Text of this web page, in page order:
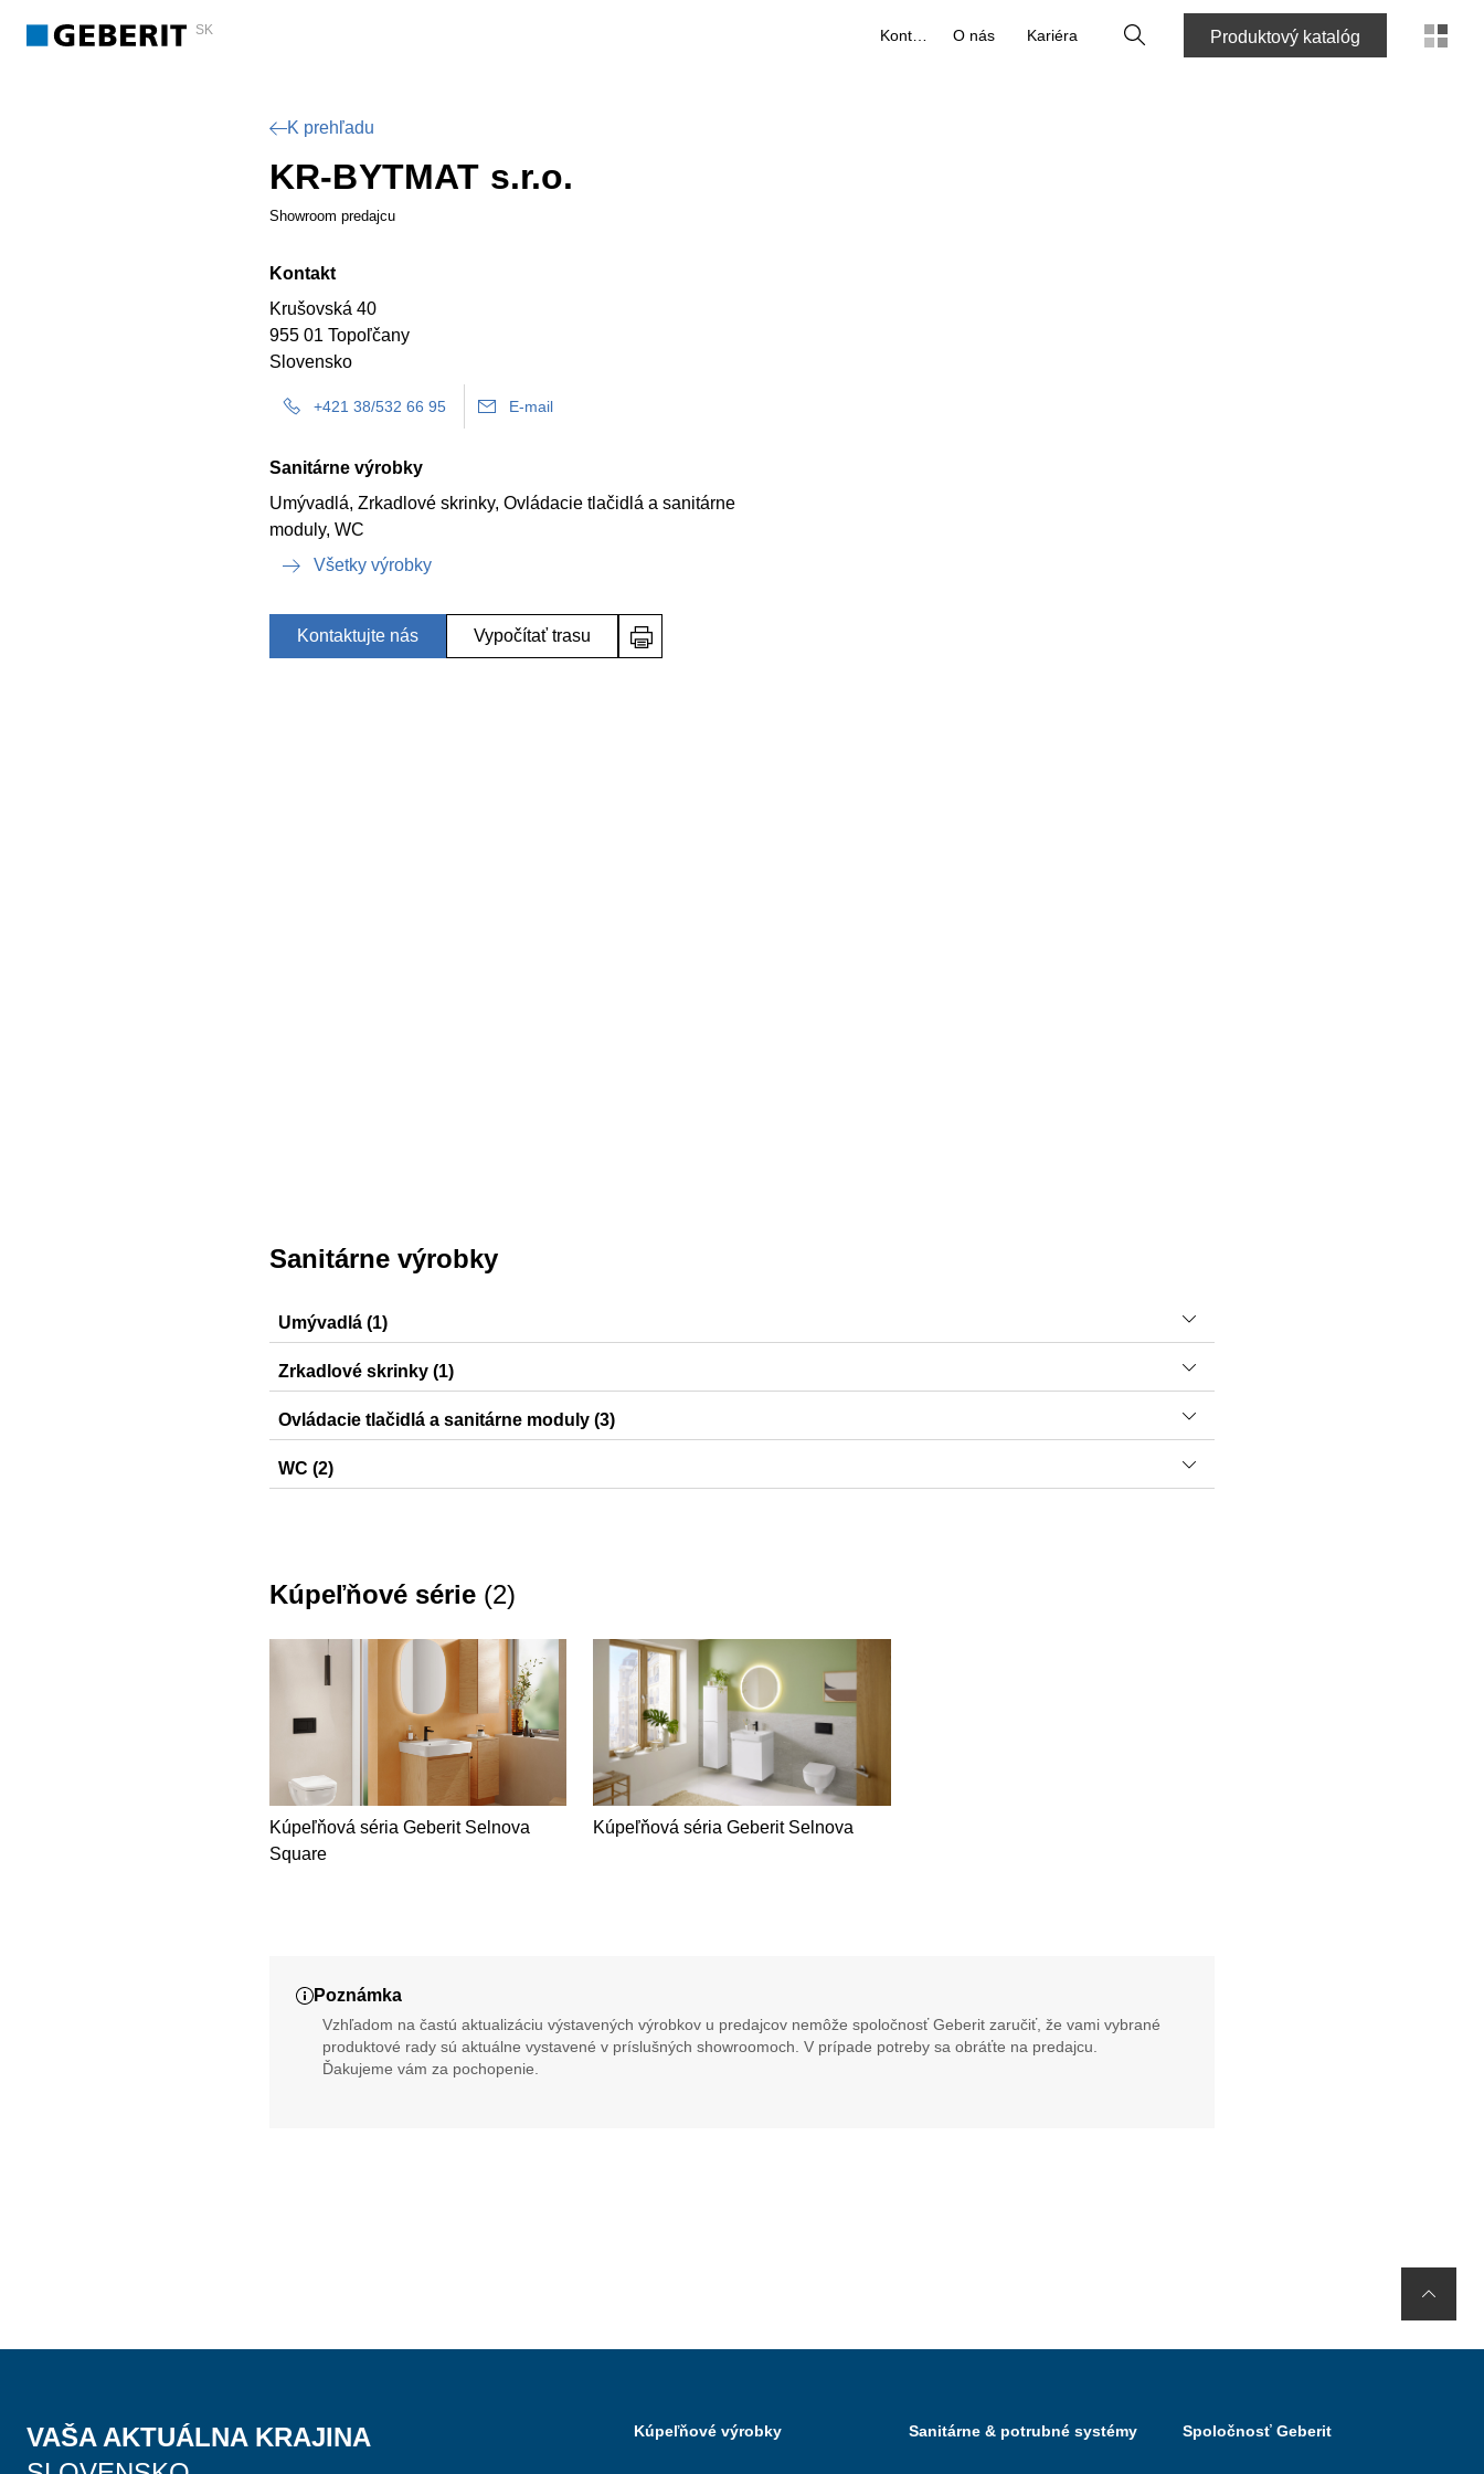
SK O nás Kariéra VyhľadaťProduktový katalóg
K prehľadu
KR-BYTMAT s.r.o.
Showroom predajcu
Kontakt
Krušovská 40
955 01 Topoľčany
Slovensko
+421 38/532 66 95 E-mail
Sanitárne výrobky
Umývadlá, Zrkadlové skrinky, Ovládacie tlačidlá a sanitárne
moduly, WC
Všetky výrobky
Kontaktujte nás Vypočítať trasu
Sanitárne výrobky
Umývadlá (1)
Selnova Square
Zrkadlové skrinky (1)
Selnova Square
Ovládacie tlačidlá a sanitárne moduly (3)
Sigma20, Sigma01, Sigma50
WC (2)
Kúpeľňové série (2)
Kúpeľňová séria Geberit Selnova
Square
Kúpeľňová séria Geberit Selnova
Poznámka
Vzhľadom na častú aktualizáciu výstavených výrobkov u predajcov nemôže spoločnosť Geberit zaručiť, že vami vybrané
produktové rady sú aktuálne vystavené v príslušných showroomoch. V prípade potreby sa obráťte na predajcu.
Ďakujeme vám za pochopenie.
VAŠA AKTUÁLNA KRAJINA
Kúpeľňové výrobky Sanitárne & potrubné systémy Spoločnosť Geberit